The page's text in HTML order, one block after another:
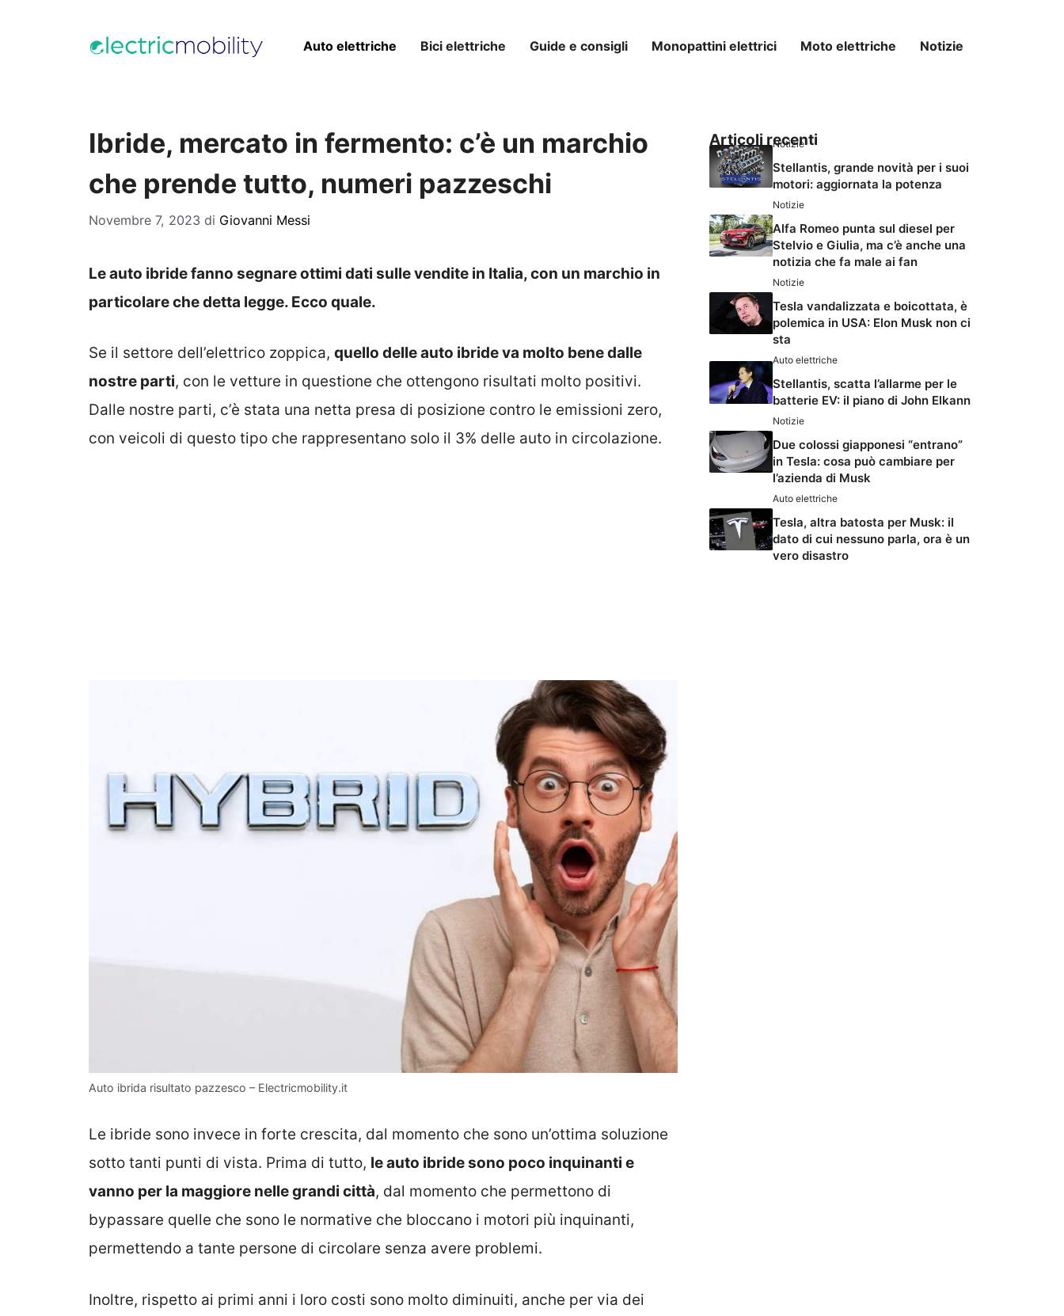
Auto elettriche Bici elettriche Guide e consigli Monopattini elettrici Moto elettriche Notizie
Ibride, mercato in fermento: c’è un marchio
che prende tutto, numeri pazzeschi
Novembre 7, 2023 di Giovanni Messi
Le auto ibride fanno segnare ottimi dati sulle vendite in Italia, con un marchio in
particolare che detta legge. Ecco quale.
Se il settore dell’elettrico zoppica, quello delle auto ibride va molto bene dalle
nostre parti, con le vetture in questione che ottengono risultati molto positivi.
Dalle nostre parti, c’è stata una netta presa di posizione contro le emissioni zero,
con veicoli di questo tipo che rappresentano solo il 3% delle auto in circolazione.
Auto ibrida risultato pazzesco – Electricmobility.it
Le ibride sono invece in forte crescita, dal momento che sono un’ottima soluzione
sotto tanti punti di vista. Prima di tutto, le auto ibride sono poco inquinanti e
vanno per la maggiore nelle grandi città, dal momento che permettono di
bypassare quelle che sono le normative che bloccano i motori più inquinanti,
permettendo a tante persone di circolare senza avere problemi.
Inoltre, rispetto ai primi anni i loro costi sono molto diminuiti, anche per via dei
Articoli recenti
Notizie
Stellantis, grande novità per i suoi
motori: aggiornata la potenza
Notizie
Alfa Romeo punta sul diesel per
Stelvio e Giulia, ma c’è anche una
notizia che fa male ai fan
Notizie
Tesla vandalizzata e boicottata, è
polemica in USA: Elon Musk non ci
sta
Auto elettriche
Stellantis, scatta l’allarme per le
batterie EV: il piano di John Elkann
Notizie
Due colossi giapponesi “entrano”
in Tesla: cosa può cambiare per
l’azienda di Musk
Auto elettriche
Tesla, altra batosta per Musk: il
dato di cui nessuno parla, ora è un
vero disastro